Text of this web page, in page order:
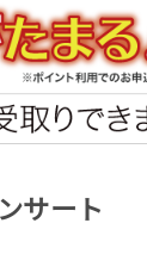
サート